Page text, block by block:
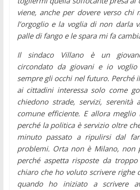
viene, anche per dovere verso chi
l’orgoglio e la voglia di non darla
palle di fango e le spara mi fa
Il sindaco Villano è un
circondato da giovani e io
sempre gli occhi nel futuro. Perché
ai cittadini interessa solo come
chiedono strade, servizi, serenità
comune efficiente. E allora meglio
perché la politica è servizio oltre
minuto passato a ripulirsi dal
problemi. Orta non è Milano, non
perché aspetta risposte da
chiaro che ho voluto scrivere righe
quando ho iniziato a scrivere